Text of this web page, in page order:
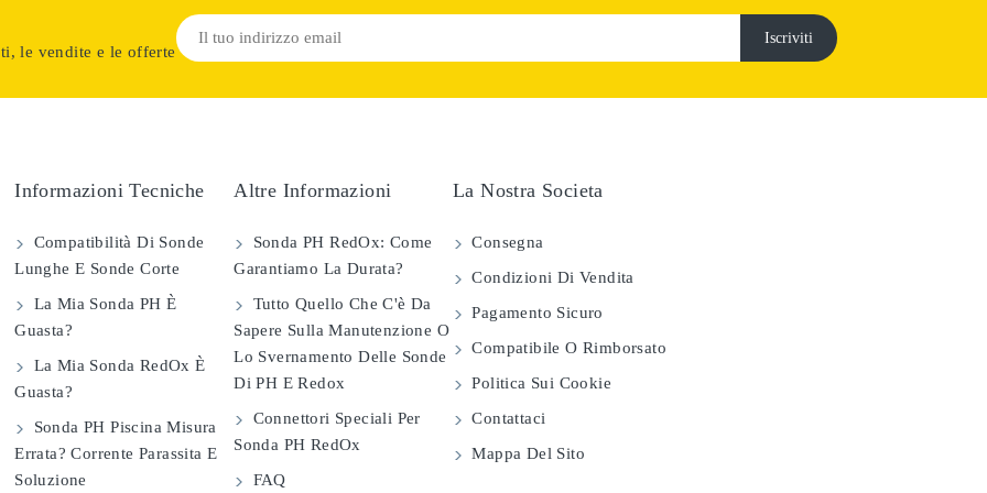
le vendite e le offerte
Informazioni Tecniche
Compatibilità Di Sonde
Lunghe E Sonde Corte
La Mia Sonda PH È
Guasta?
La Mia Sonda RedOx È
Guasta?
Sonda PH Piscina Misura
Errata? Corrente Parassita E
Soluzione
Altre Informazioni
Sonda PH RedOx: Come
Garantiamo La Durata?
Tutto Quello Che C'è Da
Sapere Sulla Manutenzione O
Lo Svernamento Delle Sonde
Di PH E Redox
Connettori Speciali Per
Sonda PH RedOx
FAQ
La Nostra Societa
Consegna
Condizioni Di Vendita
Pagamento Sicuro
Compatibile O Rimborsato
Politica Sui Cookie
Contattaci
Mappa Del Sito